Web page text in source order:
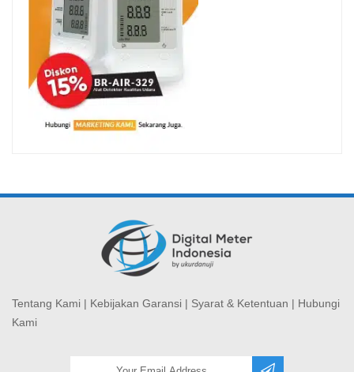
Tentang Kami | Kebijakan Garansi | Syarat & Ketentuan | Hubungi
Kami